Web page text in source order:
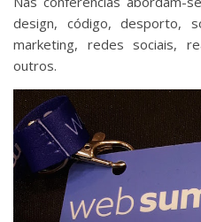
design, código, desporto,
marketing, redes sociais,
outros.